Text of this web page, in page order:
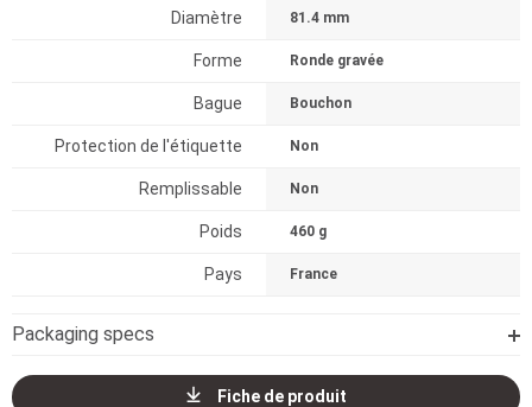
Diamètre 81.4 mm
Forme Ronde gravée
Bague Bouchon
Protection de l'étiquette Non
Remplissable Non
Poids 460 g
Pays France
Packaging specs
Fiche de produit